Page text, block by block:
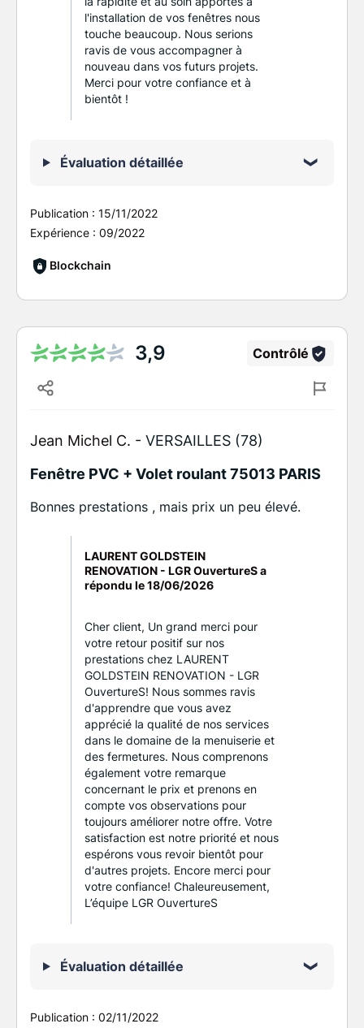
l'installation de vos fenêtres nous
touche beaucoup. Nous serions
ravis de vous accompagner à
nouveau dans vos futurs projets.
Merci pour votre confiance et à
bientôt !
Évaluation détaillée
Publication : 15/11/2022
Expérience : 09/2022
Blockchain
3,9 Contrôlé
Jean Michel C. - VERSAILLES (78)
Fenêtre PVC + Volet roulant 75013 PARIS
Bonnes prestations , mais prix un peu élevé.
LAURENT GOLDSTEIN
RENOVATION - LGR OuvertureS a
répondu le18/06/2026
Cher client, Un grand merci pour
votre retour positif sur nos
prestations chez LAURENT
GOLDSTEIN RENOVATION - LGR
OuvertureS! Nous sommes ravis
d'apprendre que vous avez
apprécié la qualité de nos services
dans le domaine de la menuiserie et
des fermetures. Nous comprenons
également votre remarque
concernant le prix et prenons en
compte vos observations pour
toujours améliorer notre offre. Votre
satisfaction est notre priorité et nous
espérons vous revoir bientôt pour
d'autres projets. Encore merci pour
votre confiance! Chaleureusement,
L’équipe LGR OuvertureS
Évaluation détaillée
Publication : 02/11/2022